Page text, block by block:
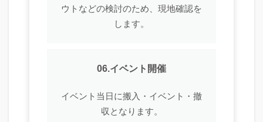
ウトなどの検討のため、現地確認を
します。
06.イベント開催
イベント当日に搬入・イベント・撤
収となります。